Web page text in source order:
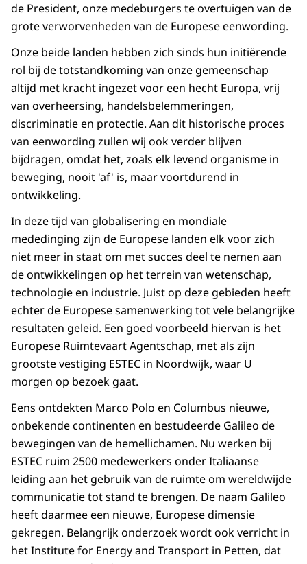
de President, onze medeburgers te overtuigen van de
grote verworvenheden van de Europese eenwording.
Onze beide landen hebben zich sinds hun initiërende
rol bij de totstandkoming van onze gemeenschap
altijd met kracht ingezet voor een hecht Europa, vrij
van overheersing, handelsbelemmeringen,
discriminatie en protectie. Aan dit historische proces
van eenwording zullen wij ook verder blijven
bijdragen, omdat het, zoals elk levend organisme in
beweging, nooit 'af' is, maar voortdurend in
ontwikkeling.
In deze tijd van globalisering en mondiale
mededinging zijn de Europese landen elk voor zich
niet meer in staat om met succes deel te nemen aan
de ontwikkelingen op het terrein van wetenschap,
technologie en industrie. Juist op deze gebieden heeft
echter de Europese samenwerking tot vele belangrijke
resultaten geleid. Een goed voorbeeld hiervan is het
Europese Ruimtevaart Agentschap, met als zijn
grootste vestiging ESTEC in Noordwijk, waar U
morgen op bezoek gaat.
Eens ontdekten Marco Polo en Columbus nieuwe,
onbekende continenten en bestudeerde Galileo de
bewegingen van de hemellichamen. Nu werken bij
ESTEC ruim 2500 medewerkers onder Italiaanse
leiding aan het gebruik van de ruimte om wereldwijde
communicatie tot stand te brengen. De naam Galileo
heeft daarmee een nieuwe, Europese dimensie
gekregen. Belangrijk onderzoek wordt ook verricht in
het Institute for Energy and Transport in Petten, dat